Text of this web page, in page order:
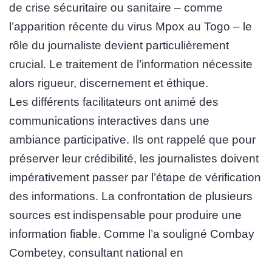
de crise sécuritaire ou sanitaire – comme
l’apparition récente du virus Mpox au Togo – le
rôle du journaliste devient particulièrement
crucial. Le traitement de l’information nécessite
alors rigueur, discernement et éthique.
Les différents facilitateurs ont animé des
communications interactives dans une
ambiance participative. Ils ont rappelé que pour
préserver leur crédibilité, les journalistes doivent
impérativement passer par l’étape de vérification
des informations. La confrontation de plusieurs
sources est indispensable pour produire une
information fiable. Comme l’a souligné Combay
Combetey, consultant national en